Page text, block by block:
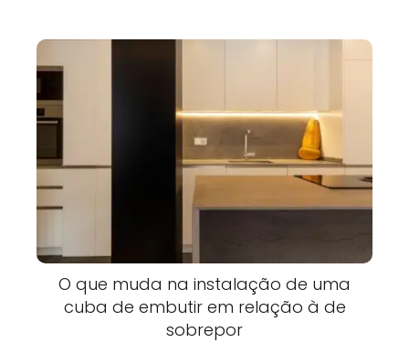
O que muda na instalação de uma
cuba de embutir em relação à de
sobrepor